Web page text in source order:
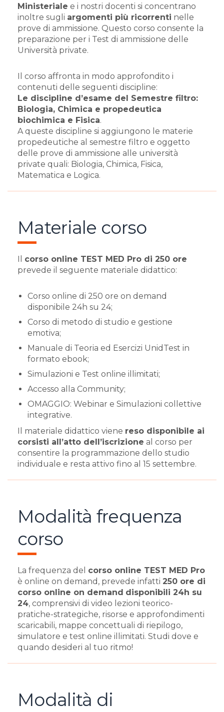
Ministeriale e i nostri docenti si concentrano
inoltre sugli argomenti più ricorrenti nelle
prove di ammissione. Questo corso consente la
preparazione per i Test di ammissione delle
Università private.
Il corso affronta in modo approfondito i
contenuti delle seguenti discipline:
Le discipline d’esame del Semestre filtro:
Biologia, Chimica e propedeutica
biochimica e Fisica.
A queste discipline si aggiungono le materie
propedeutiche al semestre filtro e oggetto
delle prove di ammissione alle università
private quali: Biologia, Chimica, Fisica,
Matematica e Logica.
Materiale corso
corso online TEST MED Pro di 250 ore
prevede il seguente materiale didattico:
Corso online di 250 ore on demand
disponibile 24h su 24;
Corso di metodo di studio e gestione
emotiva;
Manuale di Teoria ed Esercizi UnidTest in
formato ebook;
Simulazioni e Test online illimitati;
Accesso alla Community;
OMAGGIO: Webinar e Simulazioni collettive
integrative.
Il materiale didattico viene reso disponibile ai
corsisti all’atto dell’iscrizione al corso per
consentire la programmazione dello studio
individuale e resta attivo fino al 15 settembre.
Modalità frequenza
corso
La frequenza del corso online TEST MED Pro
è online on demand, prevede infatti 250 ore di
corso online on demand disponibili 24h su
24, comprensivi di video lezioni teorico-
pratiche-strategiche, risorse e approfondimenti
scaricabili, mappe concettuali di riepilogo,
simulatore e test online illimitati. Studi dove e
quando desideri al tuo ritmo!
Modalità di